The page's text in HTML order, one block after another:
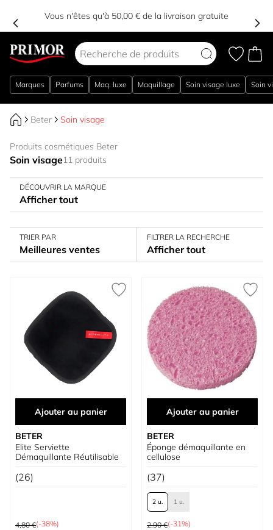
Vous n'êtes qu'à 50,00 € de la livraison gratuite
Marques Parfums Maq. luxe Maquillage Soin visage luxe Soin
Beter Soin visage
Produits cosmétiques Beter
Soin visage11 produits
DÉCOUVRIR LA MARQUE
Afficher tout
TRIER PAR
Meilleures ventes
FILTRER LA RECHERCHE
Afficher tout
Ajouter au panier
BETER
Elite Serviette
Démaquillante Réutilisable
(26)
Prix normal
4,80 €(-38%)
Ajouter au panier
BETER
Éponge démaquillante en
cellulose
(37)
2 u. 1 u.
Prix normal
2,90 €(-31%)